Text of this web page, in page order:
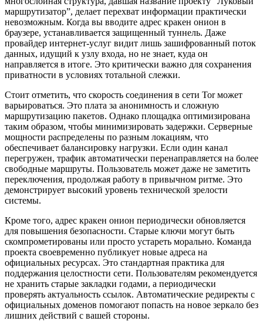
маршрутизатор”, делает перехват информации практически
невозможным. Когда вы вводите адрес кракен онион в
браузере, устанавливается защищенный туннель. Даже
провайдер интернет-услуг видит лишь зашифрованный поток
данных, идущий к узлу входа, но не знает, куда он
направляется в итоге. Это критически важно для сохранения
приватности в условиях тотальной слежки.
Стоит отметить, что скорость соединения в сети Tor может
варьироваться. Это плата за анонимность и сложную
маршрутизацию пакетов. Однако площадка оптимизирована
таким образом, чтобы минимизировать задержки. Серверные
мощности распределены по разным локациям, что
обеспечивает балансировку нагрузки. Если один канал
перегружен, трафик автоматически перенаправляется на более
свободные маршруты. Пользователь может даже не заметить
переключения, продолжая работу в привычном ритме. Это
демонстрирует высокий уровень технической зрелости
системы.
Кроме того, адрес кракен онион периодически обновляется
для повышения безопасности. Старые ключи могут быть
скомпрометированы или просто устареть морально. Команда
проекта своевременно публикует новые адреса на
официальных ресурсах. Это стандартная практика для
поддержания целостности сети. Пользователям рекомендуется
не хранить старые закладки годами, а периодически
проверять актуальность ссылок. Автоматические редиректы с
официальных доменов помогают попасть на новое зеркало без
лишних действий с вашей стороны.